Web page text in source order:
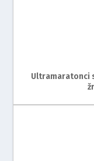
Ultramaratonci